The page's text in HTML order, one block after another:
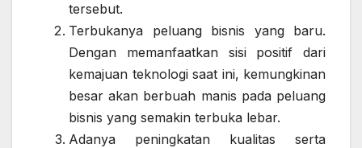
tersebut.
Terbukanya peluang bisnis yang baru.
Dengan memanfaatkan sisi positif dari
kemajuan teknologi saat ini, kemungkinan
besar akan berbuah manis pada peluang
bisnis yang semakin terbuka lebar.
Adanya peningkatan kualitas serta